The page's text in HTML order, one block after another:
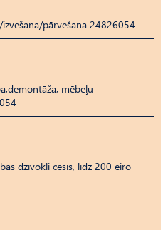
pārvešana 24826054
mēbeļu
dzīvokli cēsīs, līdz 200 eiro